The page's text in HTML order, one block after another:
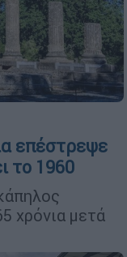
επέστρεψε
το 1960
χρόνια μετά